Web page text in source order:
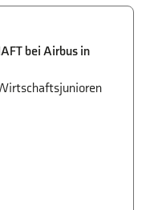
bei Airbus in